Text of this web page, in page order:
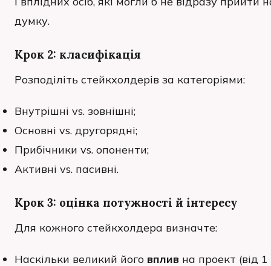
думку.
Крок 2: класифікація
Розподіліть стейкхолдерів за категоріями:
Внутрішні vs. зовнішні;
Основні vs. другорядні;
Прибічники vs. опоненти;
Активні vs. пасивні.
Крок 3: оцінка потужності й інтересу
Для кожного стейкхолдера визначте:
Наскільки великий його вплив на проект (від